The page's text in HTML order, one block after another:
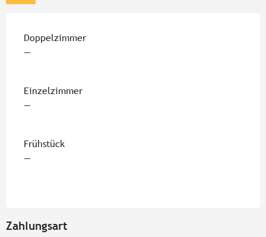
Preise 2026
Doppelzimmer
—
Einzelzimmer
—
Frühstück
—
Zahlungsart